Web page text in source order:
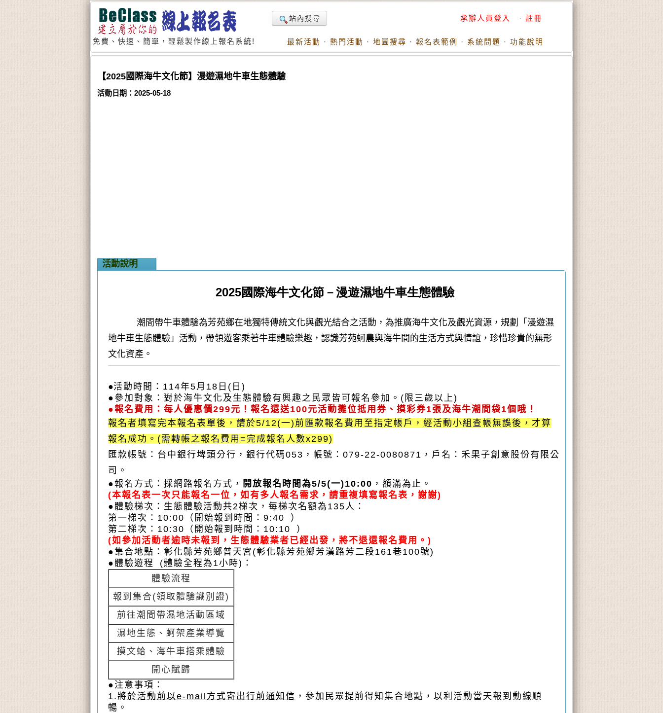
免費、快速、簡單，輕鬆製作線上報名系統!
站內搜尋 承辦人員登入 · 註冊
最新活動 · 熱門活動 · 地圖搜尋 · 報名表範例 · 系統問題 · 功能說明
【2025國際海牛文化節】漫遊濕地牛車生態體驗
活動日期：2025-05-18
活動說明
2025國際海牛文化節－漫遊濕地牛車生態體驗
潮間帶牛車體驗為芳苑鄉在地獨特傳統文化與觀光結合之活動，為推廣海牛文化及觀光資源，規劃「漫遊濕
地牛車生態體驗」活動，帶領遊客乘著牛車體驗樂趣，認識芳苑蚵農與海牛間的生活方式與情誼，珍惜珍貴的無形
文化資產。
●活動時間：114年5月18日(日)
● 參加對象：對於海牛文化及生態體驗有興趣之民眾皆可報名參加。(限三歲以上)
●報名費用 ：每人優惠價299元！報名還送100元活動攤位抵用券、摸彩券1張及海牛潮間袋1個哦！
報名者填寫完本報名表單後，請於5/12(一)前匯款報名費用至指定帳戶，經活動小組查帳無誤後，才算
報名成功。(需轉帳之報名費用=完成報名人數x299)
匯款帳號：台中銀行埤頭分行，銀行代碼053，帳號：079-22-0080871，戶名：禾果子創意股份有限公
司。
●報名方式：採網路報名方式， 開放報名時間為5/5(一)10:00 ，額滿為止。
(本報名表一次只能報名一位，如有多人報名需求，請重複填寫報名表，謝謝)
● 體驗梯次：生態體驗活動共2梯次，每梯次名額為135人：
第一梯次：10:00（開始報到時間：9:40 ）
第二梯次：10:30（開始報到時間：10:10 ）
(如參加活動者逾時未報到，生態體驗業者已經出發，將不退還報名費用。)
●集合地點： 彰化縣芳苑鄉普天宮(彰化縣芳苑鄉芳漢路芳二段161巷100號)
● 體驗遊程 (體驗全程為1小時)：
體驗流程
報到集合(領取體驗識別證)
前往潮間帶濕地活動區域
濕地生態、蚵架產業導覽
摸文蛤、海牛車搭乘體驗
開心賦歸
● 注意事項：
1.將於活動前以e-mail方式寄出行前通知信 ，參加民眾提前得知集合地點，以利活動當天報到動線順
暢。